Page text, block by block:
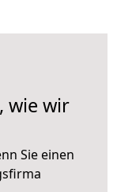
wie wir
Sie einen